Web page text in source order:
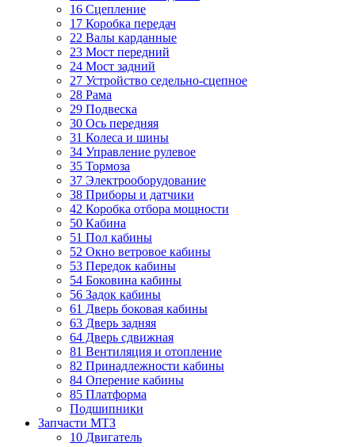
16 Сцепление
17 Коробка передач
22 Валы карданные
23 Мост передний
24 Мост задний
27 Устройство седельно-сцепное
28 Рама
29 Подвеска
30 Ось передняя
31 Колеса и шины
34 Управление рулевое
35 Тормоза
37 Электрооборудование
38 Приборы и датчики
42 Коробка отбора мощности
50 Кабина
51 Пол кабины
52 Окно ветровое кабины
53 Передок кабины
54 Боковина кабины
56 Задок кабины
61 Дверь боковая кабины
63 Дверь задняя
64 Дверь сдвижная
81 Вентиляция и отопление
82 Принадлежности кабины
84 Оперение кабины
85 Платформа
Подшипники
Запчасти МТЗ
10 Двигатель